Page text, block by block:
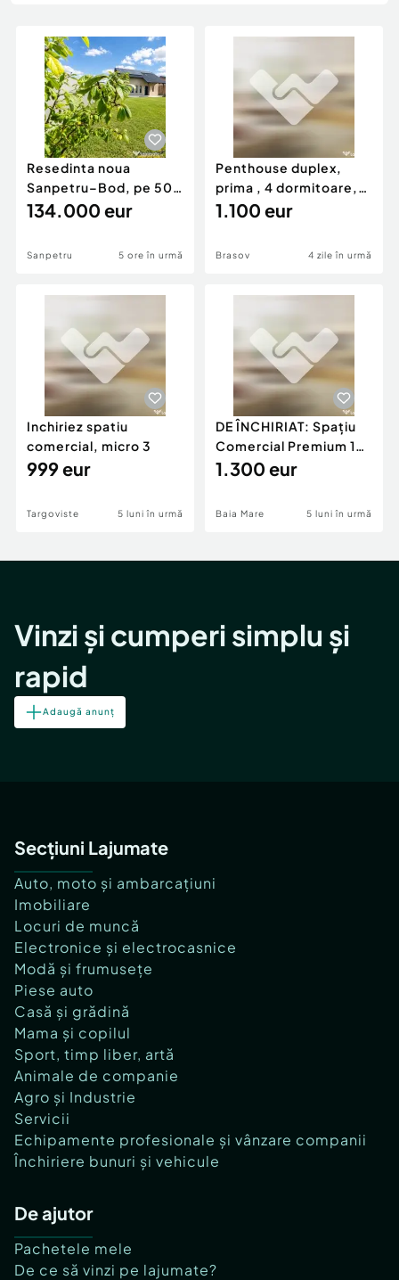
Animale de companie
Afaceri și echipamente profesionale
Inchiriere Bunuri si Vehicule
Piese auto si accesorii
Dacia Duster
Resedinta noua
Sanpetru–Bod, pe 500
mp, eficienta energ...
134.000 eur
Sanpetru 5 ore în urmă
Penthouse duplex,
prima , 4 dormitoare,
renovat recent, echi
1.100 eur
Brasov 4 zile în urmă
Inchiriez spatiu
comercial, micro 3
999 eur
Targoviste 5 luni în urmă
DE ÎNCHIRIAT: Spațiu
Comercial Premium 146
mp – Vizibili
1.300 eur
Baia Mare 5 luni în urmă
Vinzi și cumperi simplu și
rapid
Adaugă anunț
Secțiuni Lajumate
Auto, moto și ambarcațiuni
Imobiliare
Locuri de muncă
Electronice și electrocasnice
Modă și frumusețe
Piese auto
Casă și grădină
Mama și copilul
Sport, timp liber, artă
Animale de companie
Agro și Industrie
Servicii
Echipamente profesionale și vânzare companii
Închiriere bunuri și vehicule
De ajutor
Pachetele mele
De ce să vinzi pe lajumate?